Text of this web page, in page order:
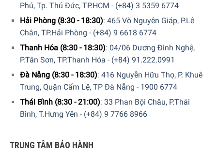
Những ưu điểm của máy xay hiện đại cầm tay Smeg
HBF02CREU:
Điều chỉnh tốc độ xay chỉ bằng việc quay cùng hoặc
Khởi động dễ dàng với 1 nút bấm, sử dụng tiện lợi với 4
Phú, Tp. Thủ Đức, TP.HCM - (+84) 3 5359 6774
Hải Phòng (8:30 - 18:30): 465 Võ Nguyên Giáp, P.Lê
Chân, TP.Hải Phòng - (+84) 9 6618 6774
Thanh Hóa (8:30 - 18:30): 04/06 Dương Đình Nghệ,
P.Tân Sơn, TP.Thanh Hóa - (+84) 91.222.0991
Đà Nẵng (8:30 - 18:30): 416 Nguyễn Hữu Thọ, P. Khuê
Trung, Quận Cẩm Lệ, TP Đà Nẵng - 1900 6774
Thái Bình (8:30 - 21:00): 33 Phan Bội Châu, P.Thái
Bình, T.Hưng Yên - (+84) 9 7766 8966
TRUNG TÂM BẢO HÀNH